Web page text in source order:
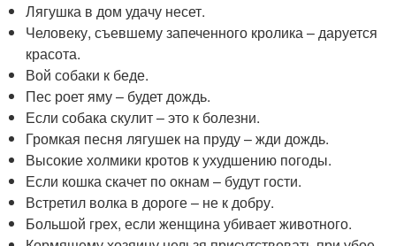
Лягушка в дом удачу несет.
Человеку, съевшему запеченного кролика – даруется
красота.
Вой собаки к беде.
Пес роет яму – будет дождь.
Если собака скулит – это к болезни.
Громкая песня лягушек на пруду – жди дождь.
Высокие холмики кротов к ухудшению погоды.
Если кошка скачет по окнам – будут гости.
Встретил волка в дороге – не к добру.
Большой грех, если женщина убивает животного.